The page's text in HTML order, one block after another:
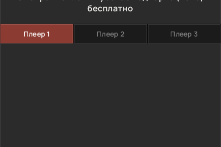
бесплатно
Плеер 1 Плеер 2 Плеер 3